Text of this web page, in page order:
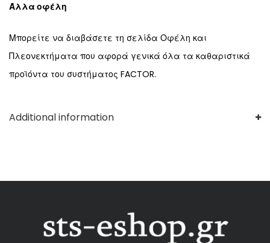
Άλλα οφέλη
Μπορείτε να διαβάσετε τη σελίδα Οφέλη και
Πλεονεκτήματα που αφορά γενικά όλα τα καθαριστικά
προϊόντα του συστήματος FACTOR.
Additional information